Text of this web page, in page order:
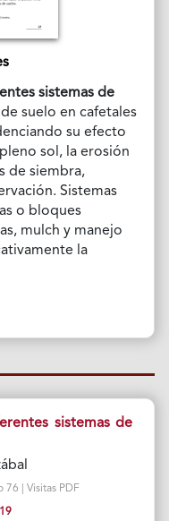
sistemas de
suelo en cafetales
su efecto
sol, la erosión
de siembra,
Sistemas
o bloques
mulch y manejo
la
sistemas de
76 | Visitas PDF